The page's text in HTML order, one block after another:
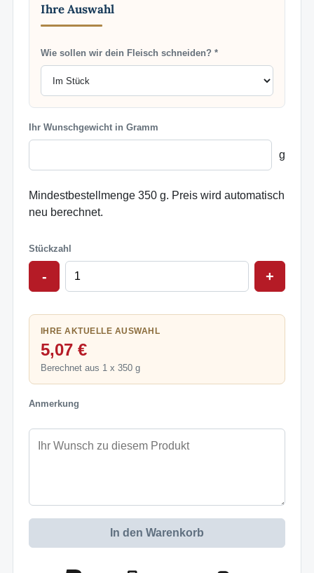
Ihre Auswahl
Wie sollen wir dein Fleisch schneiden? *
Ihr Wunschgewicht in Gramm
g
Mindestbestellmenge 350 g. Preis wird automatisch
neu berechnet.
Stückzahl
- +
IHRE AKTUELLE AUSWAHL
5,07 €
Berechnet aus 1 x 350 g
Anmerkung
In den Warenkorb